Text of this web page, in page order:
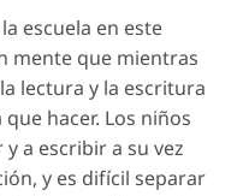
escuela en este
mente que mientras
lectura y la escritura
hacer. Los niños
a escribir a su vez
y es difícil separar